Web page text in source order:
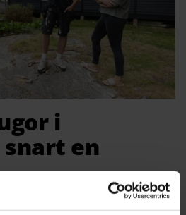
i
en
omvandlas till året runt-boende